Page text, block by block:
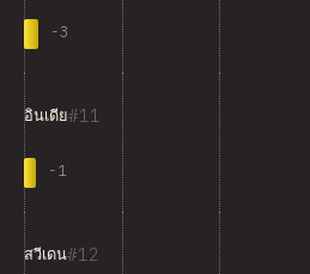
-3
11
อินเดีย
-1
12
สวีเดน